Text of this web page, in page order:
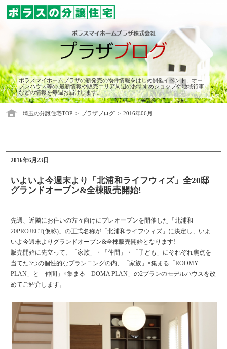
ポラスマイホームプラザの新発売の物件情報をはじめ開催イベント、オー
プンハウス等の 最新情報や販売エリア周辺のおすすめショップや地域行事
などの情報を毎週お届けします。
埼玉の分譲住宅TOP プラザブログ 2016年06月
2016年6月23日
いよいよ今週末より「北浦和ライフウィズ」全20邸
グランドオープン&全棟販売開始!
先週、近隣にお住いの方々向けにプレオープンを開催した「北浦和
20PROJECT(仮称)」の正式名称が「北浦和ライフウィズ」に決定し、いよ
いよ今週末よりグランドオープン&全棟販売開始となります!
販売開始に先立って、「家族」・「仲間」・「子ども」にそれぞれ焦点を
当てた3つの個性的なプランニングの内、「家族」×集まる「ROOMY
PLAN」と「仲間」×集まる「DOMA PLAN」の2プランのモデルハウスを改
めてご紹介します。